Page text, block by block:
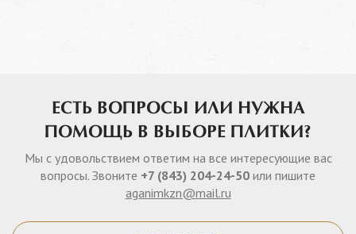
ЕСТЬ ВОПРОСЫ ИЛИ НУЖНА
ПОМОЩЬ В ВЫБОРЕ ПЛИТКИ?
Мы с удовольствием ответим на все интересующие вас
вопросы. Звоните +7 (843) 204-24-50 или пишите
aganimkzn@mail.ru